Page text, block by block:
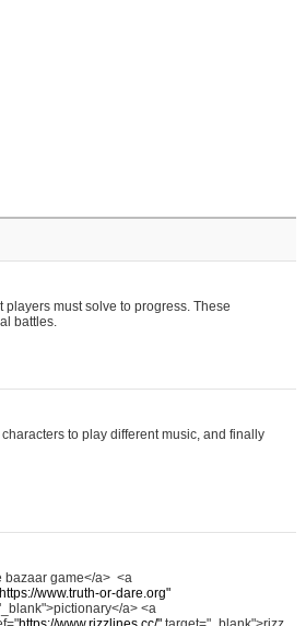
must solve to progress. These
battles.
to play different music, and finally
bazaar game</a> <a
https://www.truth-or-dare.org"
a> <a